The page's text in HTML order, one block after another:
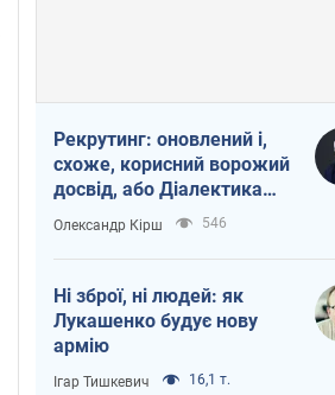
Рекрутинг: оновлений і,
схоже, корисний ворожий
досвід, або Діалектика
вибагливого боягузтва
Олександр Кірш 546
Ні зброї, ні людей: як
Лукашенко будує нову
армію
Ігар Тишкевич 16,1 т.